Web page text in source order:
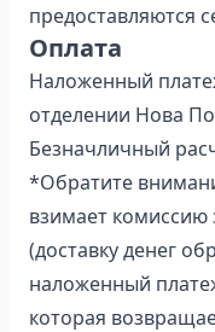
предоставляются
Оплата
Наложенный
отделении Нова
Безначличный
*Обратите
взимает
(доставку денег
наложенный
которая